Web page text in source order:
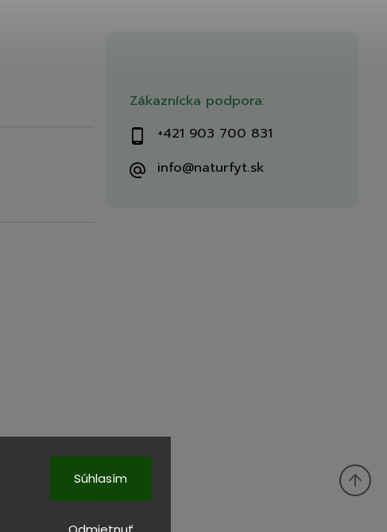
Súhlasím
Zákaznícka podpora:
+421 903 700 831
info@naturfyt.sk